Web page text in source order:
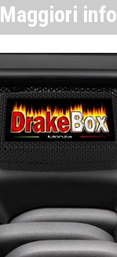
Maggiori info